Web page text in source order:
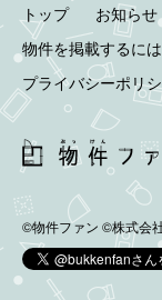
トップ お知らせ
物件を掲載するに
プライバシーポリ
©物件ファン ©株式会